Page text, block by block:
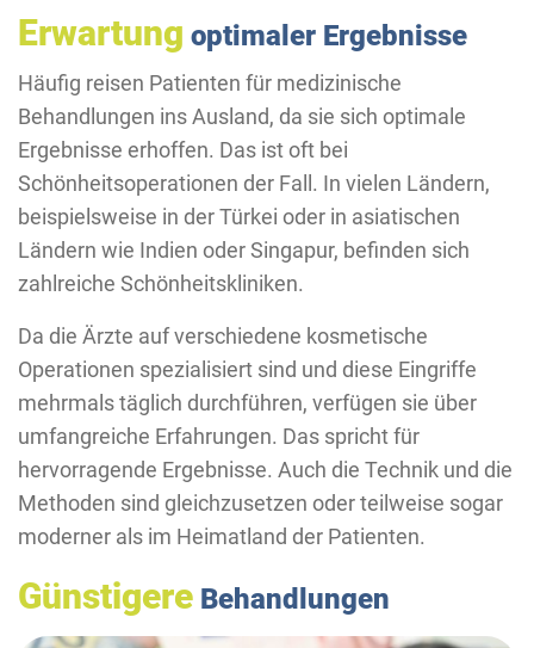
Erwartung optimaler Ergebnisse
Häufig reisen Patienten für medizinische
Behandlungen ins Ausland, da sie sich optimale
Ergebnisse erhoffen. Das ist oft bei
Schönheitsoperationen der Fall. In vielen Ländern,
beispielsweise in der Türkei oder in asiatischen
Ländern wie Indien oder Singapur, befinden sich
zahlreiche Schönheitskliniken.
Da die Ärzte auf verschiedene kosmetische
Operationen spezialisiert sind und diese Eingriffe
mehrmals täglich durchführen, verfügen sie über
umfangreiche Erfahrungen. Das spricht für
hervorragende Ergebnisse. Auch die Technik und die
Methoden sind gleichzusetzen oder teilweise sogar
moderner als im Heimatland der Patienten.
Günstigere Behandlungen